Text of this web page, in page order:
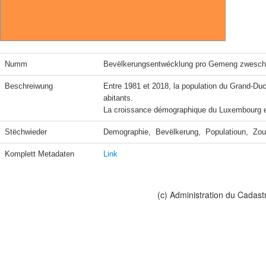
Numm Bevëlkerungsentwécklung pro Gemeng
Beschreiwung
Entre 1981 et 2018, la population du Grand-
abitants.
La croissance démographique du
Stëchwieder Demographie,  Bevëlkerung,  Populatioun,
Komplett Metadaten Link
(c) Administration du